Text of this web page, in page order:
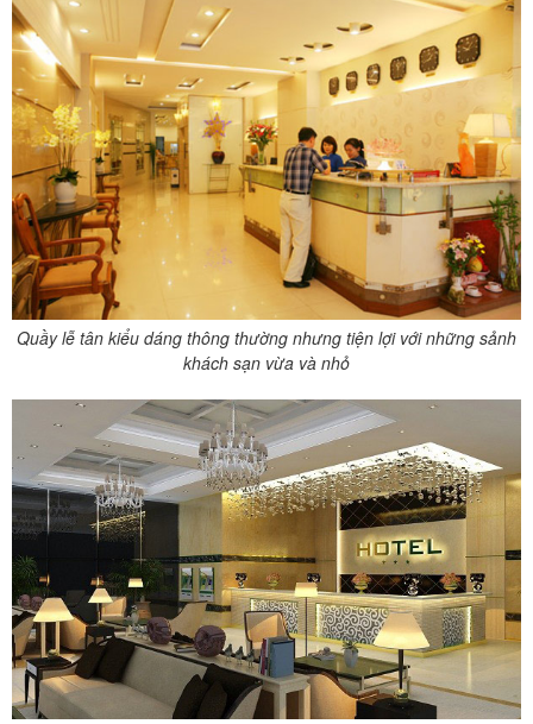
Quầy lễ tân kiểu dáng thông thường nhưng tiện lợi với những sảnh
khách sạn vừa và nhỏ